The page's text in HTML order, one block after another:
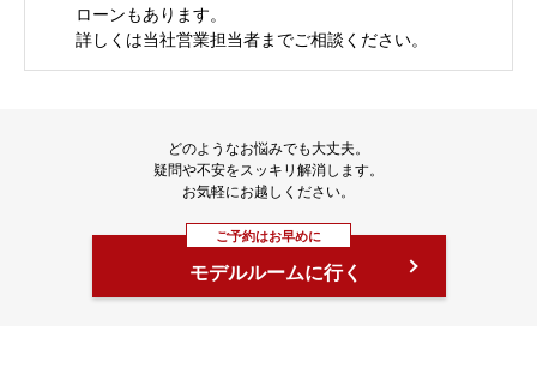
ローンもあります。
詳しくは当社営業担当者までご相談ください。
どのようなお悩みでも大丈夫。
疑問や不安をスッキリ解消します。
お気軽にお越しください。
ご予約はお早めに
モデルルームに行く